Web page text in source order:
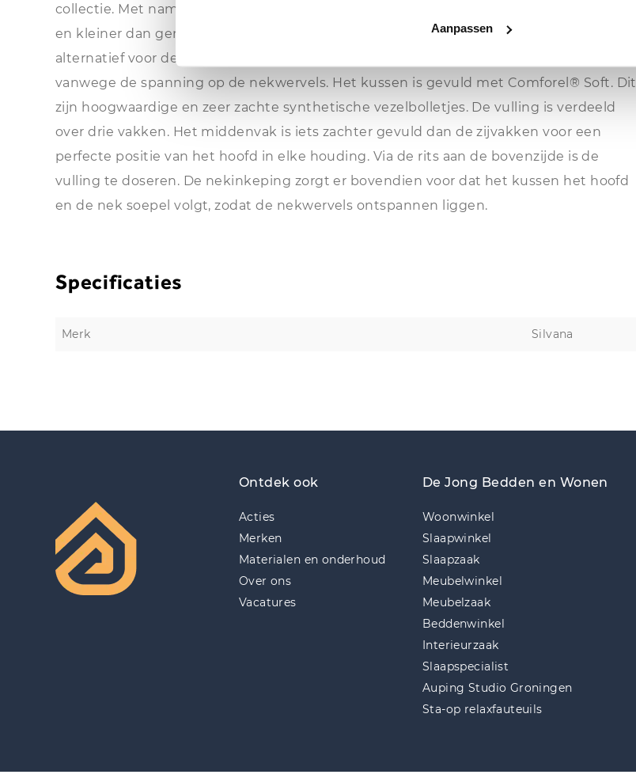
Aanpassen
collectie. Met name geschikt voor als je op een uiterst zacht matras of waterbed slaapt
en kleiner dan gemiddeld van postuur bent. Tevens is deze rode uitvoering het beste
alternatief voor de buikslaper. Deze slaaphouding wordt echter niet aangeraden,
vanwege de spanning op de nekwervels. Het kussen is gevuld met Comforel® Soft. Dit
zijn hoogwaardige en zeer zachte synthetische vezelbolletjes. De vulling is verdeeld
over drie vakken. Het middenvak is iets zachter gevuld dan de zijvakken voor een
perfecte positie van het hoofd in elke houding. Via de rits aan de bovenzijde is de
vulling te doseren. De nekinkeping zorgt er bovendien voor dat het kussen het hoofd
en de nek soepel volgt, zodat de nekwervels ontspannen liggen.
Specificaties
Merk Silvana
Ontdek ook
Acties
Merken
Materialen en onderhoud
Over ons
Vacatures
De Jong Bedden en Wonen
Woonwinkel
Slaapwinkel
Slaapzaak
Meubelwinkel
Meubelzaak
Beddenwinkel
Interieurzaak
Slaapspecialist
Auping Studio Groningen
Sta-op relaxfauteuils